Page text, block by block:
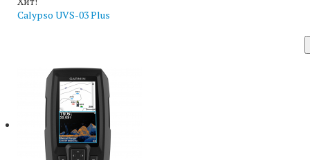
Calypso UVS-03 Plus